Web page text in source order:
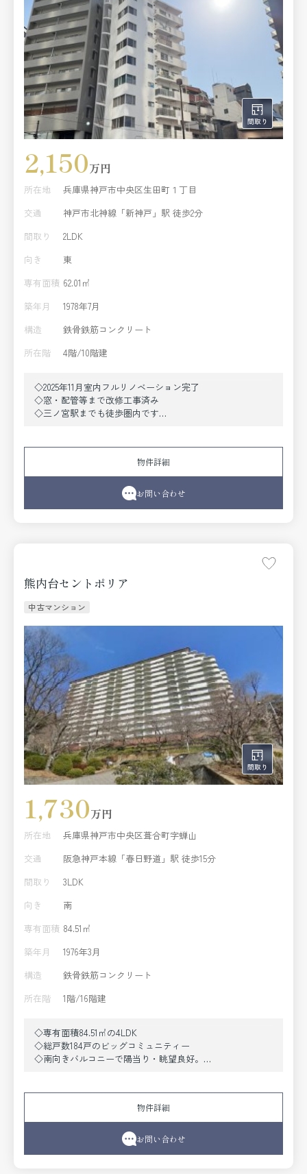
しい日々にゆとりを生み出す、機能性の高い住まいです。
立地・性能・設備の三拍子が揃った、ワンランク上の新築
住宅。ぜひ現地にてご体感ください。
2,150万円
所在地
兵庫県神戸市中央区生田町１丁目
交通
神戸市北神線「新神戸」駅 徒歩2分
間取り
2LDK
向き
東
専有面積 62.01㎡
築年月
1978年7月
構造
鉄骨鉄筋コンクリート
所在階
4階/10階建
◇2025年11月室内フルリノベーション完了
◇窓・配管等まで改修工事済み
◇三ノ宮駅までも徒歩圏内です
◇エレベーター各階停止
物件詳細
お問い合わせ
熊内台セントポリア
中古マンション
1,730万円
所在地
兵庫県神戸市中央区葺合町字蝉山
交通
阪急神戸本線「春日野道」駅 徒歩15分
間取り
3LDK
向き
南
専有面積 84.51㎡
築年月
1976年3月
構造
鉄骨鉄筋コンクリート
所在階
1階/16階建
◇専有面積84.51㎡の4LDK
◇総戸数184戸のビッグコミュニティー
◇南向きバルコニーで陽当り・眺望良好。
物件詳細
お問い合わせ